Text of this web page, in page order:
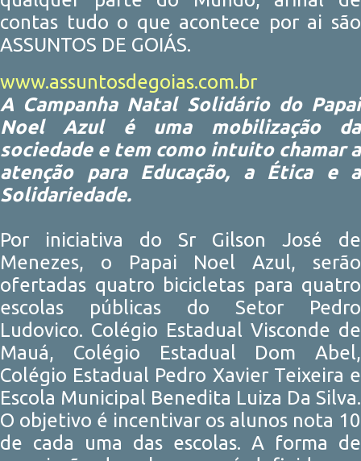
contas tudo o que acontece por ai são
ASSUNTOS DE GOIÁS.
www.assuntosdegoias.com.br
A Campanha Natal Solidário do Papai
Noel Azul é uma mobilização da
sociedade e tem como intuito chamar a
atenção para Educação, a Ética e a
Solidariedade.
Por iniciativa do Sr Gilson José de
Menezes, o Papai Noel Azul, serão
ofertadas quatro bicicletas para quatro
escolas públicas do Setor Pedro
Ludovico. Colégio Estadual Visconde de
Mauá, Colégio Estadual Dom Abel,
Colégio Estadual Pedro Xavier Teixeira e
Escola Municipal Benedita Luiza Da Silva.
O objetivo é incentivar os alunos nota 10
de cada uma das escolas. A forma de